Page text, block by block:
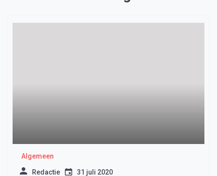
Algemeen
Redactie 31 juli 2020